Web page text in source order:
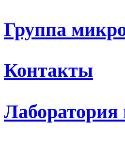
Группа
Контакты
Лаборатория